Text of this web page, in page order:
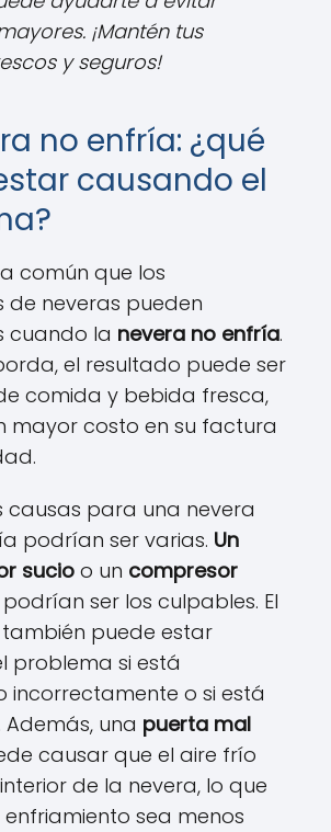
¡Mantén tus
y seguros!
no enfría: ¿qué
causando el
común que los
de neveras pueden
cuando la nevera no enfría.
el resultado puede ser
comida y bebida fresca,
mayor costo en su factura
causas para una nevera
podrían ser varias. Un
sucio o un compresor
podrían ser los culpables. El
también puede estar
problema si está
incorrectamente o si está
una puerta mal
causar que el aire frío
de la nevera, lo que
sea menos